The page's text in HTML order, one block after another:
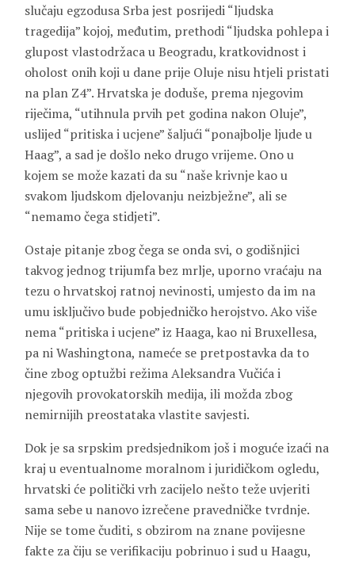
slučaju egzodusa Srba jest posrijedi “ljudska
tragedija” kojoj, međutim, prethodi “ljudska pohlepa i
glupost vlastodržaca u Beogradu, kratkovidnost i
oholost onih koji u dane prije Oluje nisu htjeli pristati
na plan Z4”. Hrvatska je doduše, prema njegovim
riječima, “utihnula prvih pet godina nakon Oluje”,
uslijed “pritiska i ucjene” šaljući “ponajbolje ljude u
Haag”, a sad je došlo neko drugo vrijeme. Ono u
kojem se može kazati da su “naše krivnje kao u
svakom ljudskom djelovanju neizbježne”, ali se
“nemamo čega stidjeti”.
Ostaje pitanje zbog čega se onda svi, o godišnjici
takvog jednog trijumfa bez mrlje, uporno vraćaju na
tezu o hrvatskoj ratnoj nevinosti, umjesto da im na
umu isključivo bude pobjedničko herojstvo. Ako više
nema “pritiska i ucjene” iz Haaga, kao ni Bruxellesa,
pa ni Washingtona, nameće se pretpostavka da to
čine zbog optužbi režimaAleksandra Vučićai
njegovih provokatorskih medija, ili možda zbog
nemirnijih preostataka vlastite savjesti.
Dok je sa srpskim predsjednikom još i moguće izaći na
kraj u eventualnome moralnom i juridičkom ogledu,
hrvatski će politički vrh zacijelo nešto teže uvjeriti
sama sebe u nanovo izrečene pravedničke tvrdnje.
Nije se tome čuditi, s obzirom na znane povijesne
fakte za čiju se verifikaciju pobrinuo i sud u Haagu,